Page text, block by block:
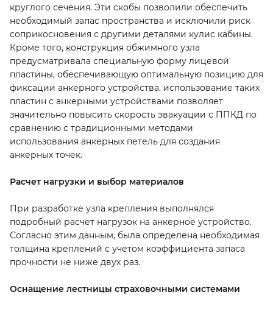
круглого сечения. Эти скобы позволили обеспечить
необходимый запас пространства и исключили риск
соприкосновения с другими деталями кулис кабины.
Кроме того, конструкция обжимного узла
предусматривала специальную форму лицевой
пластины, обеспечивающую оптимальную позицию для
фиксации анкерного устройства. использование таких
пластин с анкерными устройствами позволяет
значительно повысить скорость эвакуации с ППКД по
сравнению с традиционными методами
использования анкерных петель для создания
анкерных точек.
Расчет нагрузки и выбор материалов
При разработке узла крепления выполнялся
подробный расчет нагрузок на анкерное устройство.
Согласно этим данным, была определена необходимая
толщина креплений с учетом коэффициента запаса
прочности не ниже двух раз.
Оснащение лестницы страховочными системами